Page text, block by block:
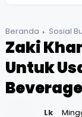
Beranda Sosial
Zaki
Untuk
Beverage
Lk